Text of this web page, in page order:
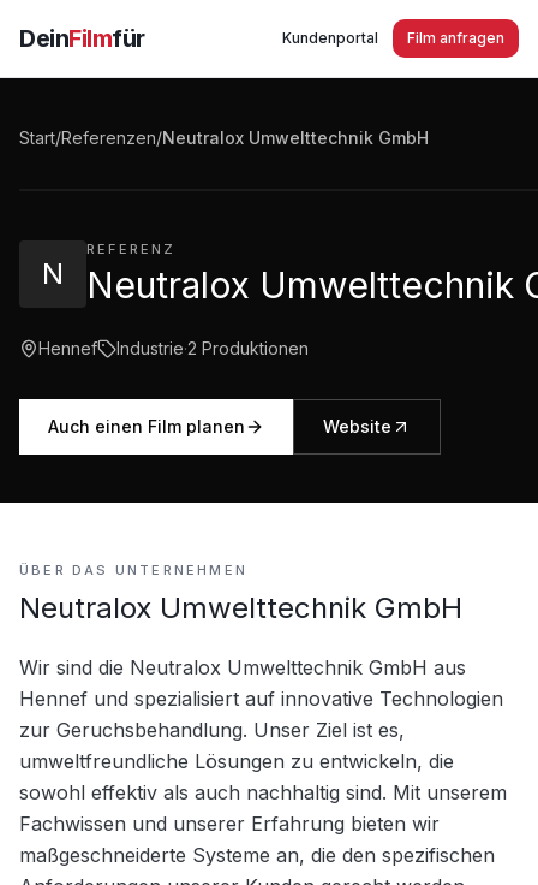
DeinFilmfür Kundenportal Film anfragen
Start/Referenzen/Neutralox Umwelttechnik GmbH
N
REFERENZ
Neutralox Umwelttechnik
Hennef Industrie·2 Produktionen
Auch einen Film planen Website
Neutralox Umwelttechnik GmbH Hennef - commercial
ÜBER DAS UNTERNEHMEN
Neutralox Umwelttechnik GmbH
Wir sind die Neutralox Umwelttechnik GmbH aus
Hennef und spezialisiert auf innovative Technologien
zur Geruchsbehandlung. Unser Ziel ist es,
umweltfreundliche Lösungen zu entwickeln, die
sowohl effektiv als auch nachhaltig sind. Mit unserem
Fachwissen und unserer Erfahrung bieten wir
maßgeschneiderte Systeme an, die den spezifischen